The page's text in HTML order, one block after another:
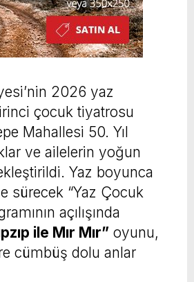
2026 yaz
çocuk tiyatrosu
Mahallesi 50. Yıl
ve ailelerin yoğun
Yaz boyunca
sürecek “Yaz Çocuk
açılışında
ile Mır Mır” oyunu,
cümbüş dolu anlar